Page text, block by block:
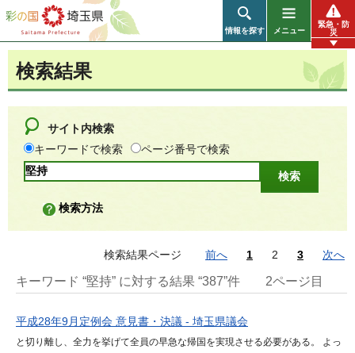
彩の国 埼玉県
情報を探す メニュー
緊急・防
災
検索結果
サイト内検索
キーワードで検索
ページ番号で検索
検索方法
検索結果ページ 前へ 1 2 3 次へ
キーワード “堅持” に対する結果 “387”件 2ページ目
平成28年9月定例会 意見書・決議 - 埼玉県議会
と切り離し、全力を挙げて全員の早急な帰国を実現させる必要がある。 よっ